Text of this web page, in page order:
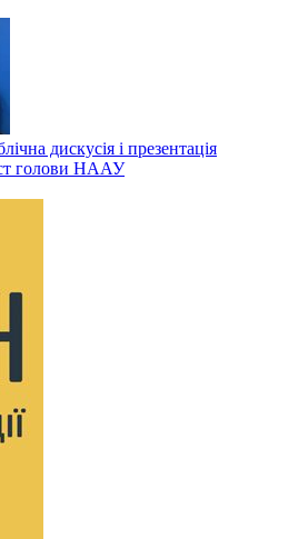
дискусія і презентація
голови НААУ